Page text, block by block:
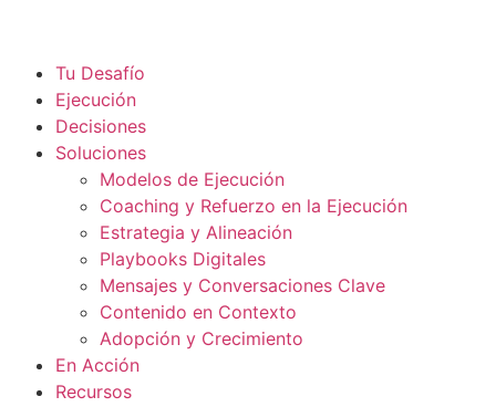
Tu Desafío
Ejecución
Decisiones
Soluciones
Modelos de Ejecución
Coaching y Refuerzo en la Ejecución
Estrategia y Alineación
Playbooks Digitales
Mensajes y Conversaciones Clave
Contenido en Contexto
Adopción y Crecimiento
En Acción
Recursos